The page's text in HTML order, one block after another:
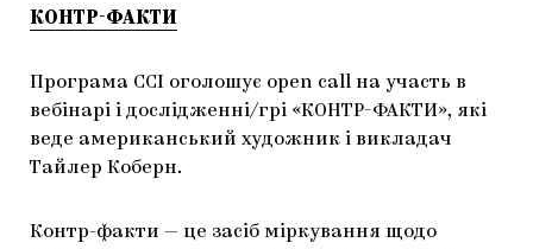
КОНТР-ФАКТИ
Програма CCI оголошує open call на участь в
вебінарі і дослідженні/грі «КОНТР-ФАКТИ», які
веде американський художник і викладач
Тайлер Коберн.
Контр-факти — це засіб міркування щодо